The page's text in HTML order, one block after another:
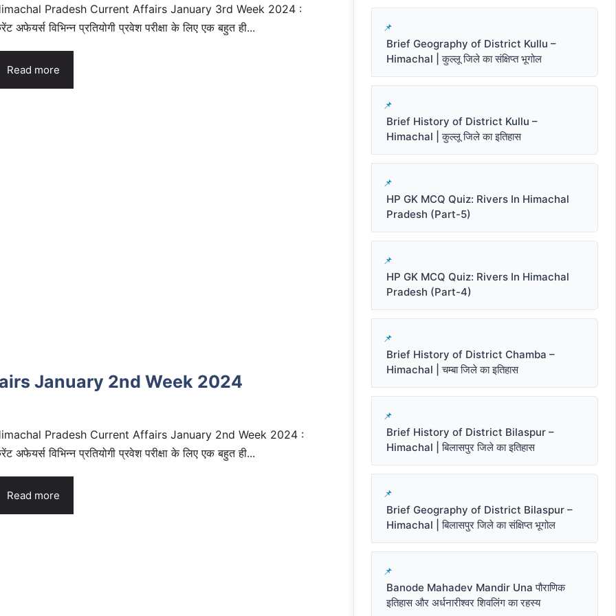
Pradesh Current Affairs January 3rd Week 2024 :
अफेयर्स विभिन्न प्रतियोगी प्रवेश परीक्षा के लिए एक बहुत ही...
Read more
January 2nd Week 2024
Pradesh Current Affairs January 2nd Week 2024 :
अफेयर्स विभिन्न प्रतियोगी प्रवेश परीक्षा के लिए एक बहुत ही...
Read more
Brief Geography of District Kullu –
Himachal | कुल्लू जिले का संक्षिप्त भूगोल
Brief History of District Kullu –
Himachal | कुल्लू जिले का इतिहास
HP GK MCQ Quiz: Rivers In Himachal
Pradesh (Part-5)
HP GK MCQ Quiz: Rivers In Himachal
Pradesh (Part-4)
Brief History of District Chamba –
Himachal | चम्बा जिले का इतिहास
Brief History of District Bilaspur –
Himachal | बिलासपुर जिले का इतिहास
Brief Geography of District Bilaspur –
Himachal | बिलासपुर जिले का संक्षिप्त भूगोल
Banode Mahadev Mandir Una पौराणिक
इतिहास और अर्धनारीश्वर शिवलिंग का रहस्य